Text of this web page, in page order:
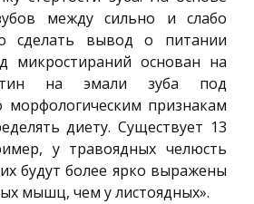
между сильно и слабо
сделать вывод о питании
микростираний основан на
на эмали зуба под
признакам
диету. Существует 13
у травоядных челюсть
будут более ярко выражены
мышц, чем у листоядных».